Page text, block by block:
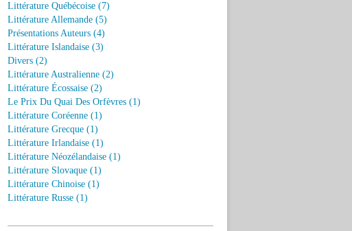
Littérature Québécoise (7)
Littérature Allemande (5)
Présentations Auteurs (4)
Littérature Islandaise (3)
Divers (2)
Littérature Australienne (2)
Littérature Écossaise (2)
Le Prix Du Quai Des Orfèvres (1)
Littérature Coréenne (1)
Littérature Grecque (1)
Littérature Irlandaise (1)
Littérature Néozélandaise (1)
Littérature Slovaque (1)
Littérature Chinoise (1)
Littérature Russe (1)